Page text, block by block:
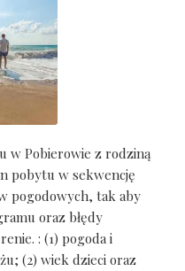
w Pobierowie z rodziną
pobytu w sekwencję
pogodowych, tak aby
oraz błędy
: (1) pogoda i
(2) wiek dzieci oraz